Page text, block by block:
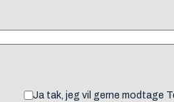
Ja tak, jeg vil gerne modtage